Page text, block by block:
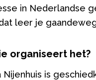
in Nederlandse
leer je
organiseert het?
Nijenhuis is